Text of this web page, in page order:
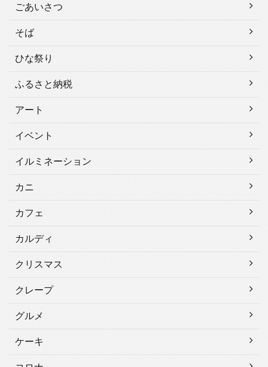
ごあいさつ
そば
ひな祭り
ふるさと納税
アート
イベント
イルミネーション
カニ
カフェ
カルディ
クリスマス
クレープ
グルメ
ケーキ